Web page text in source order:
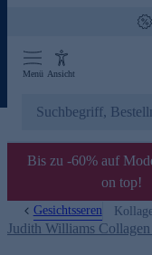
Menü Ansicht
Bis zu -60% auf
on top!
Gesichtsseren
Judith Williams Collagen